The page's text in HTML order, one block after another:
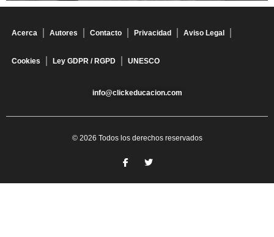
Acerca Autores Contacto Privacidad Aviso Legal
Cookies Ley GDPR / RGPD UNESCO
info@clickeducacion.com
© 2026 Todos los derechos reservados